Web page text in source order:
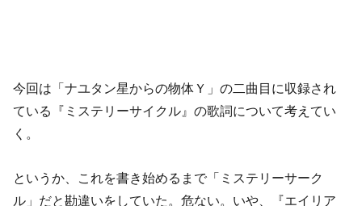
今回は「ナユタン星からの物体Ｙ」の二曲目に収録され
ている『ミステリーサイクル』の歌詞について考えてい
く。
というか、これを書き始めるまで「ミステリーサーク
ル」だと勘違いをしていた。危ない。いや、『エイリア